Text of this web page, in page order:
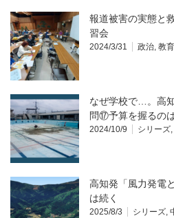
報道被害の実態と
習会
2024/3/31 政治, 教育
なぜ学校で…。高
問⑰予算を握るの
2024/10/9 シリーズ,
高知発「風力発電
は続く
2025/8/3 シリーズ,